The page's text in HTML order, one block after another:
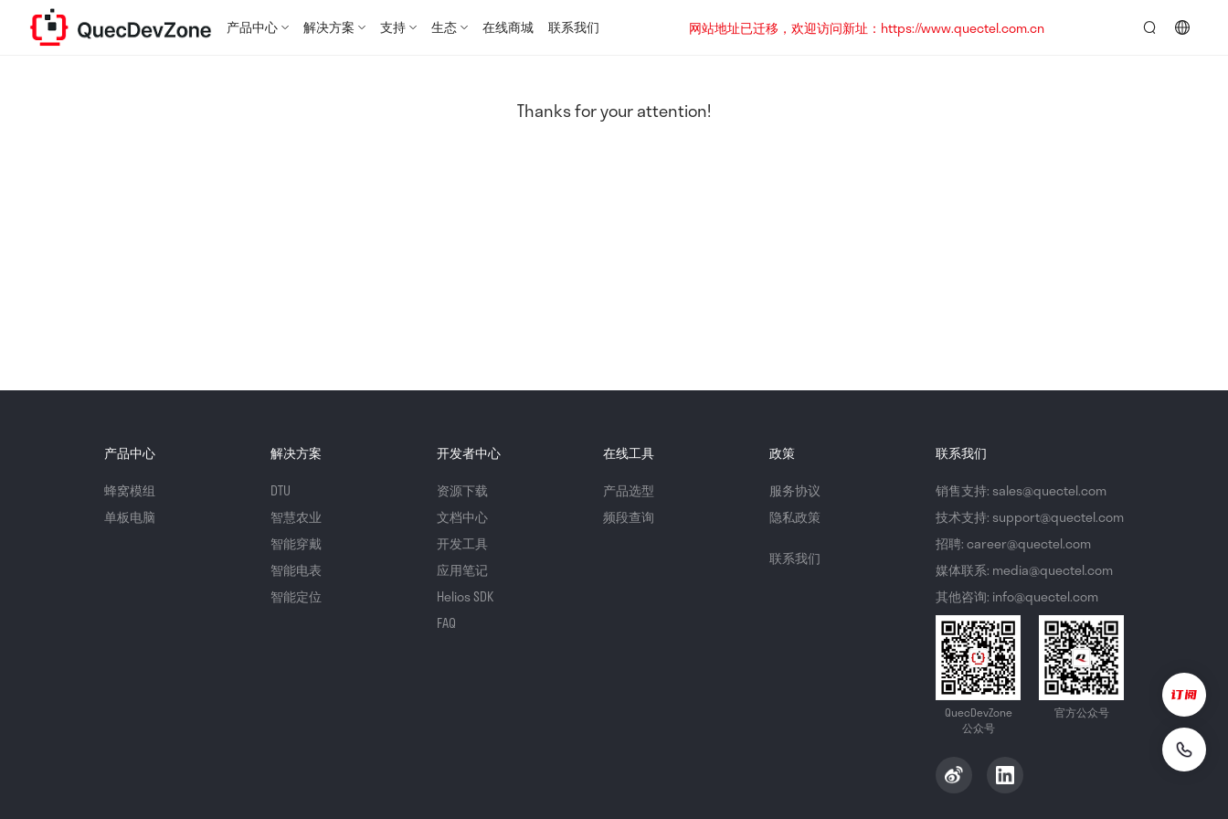
产品中心 解决方案 支持 生态 在线商城 联系我们
网站地址已迁移，欢迎访问新址：https://www.quectel.com.cn
Thanks for your attention!
产品中心
蜂窝模组
单板电脑
解决方案
DTU
智慧农业
智能穿戴
智能电表
智能定位
开发者中心
资源下载
文档中心
开发工具
应用笔记
Helios SDK
FAQ
在线工具
产品选型
频段查询
政策
服务协议
隐私政策
联系我们
联系我们
销售支持: sales@quectel.com
技术支持: support@quectel.com
招聘: career@quectel.com
媒体联系: media@quectel.com
其他咨询: info@quectel.com
QuecDevZone
公众号
官方公众号